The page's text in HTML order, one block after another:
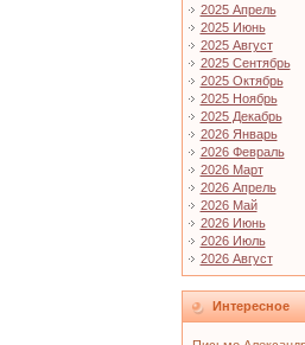
2025 Апрель
2025 Июнь
2025 Август
2025 Сентябрь
2025 Октябрь
2025 Ноябрь
2025 Декабрь
2026 Январь
2026 Февраль
2026 Март
2026 Апрель
2026 Май
2026 Июнь
2026 Июль
2026 Август
Интересное